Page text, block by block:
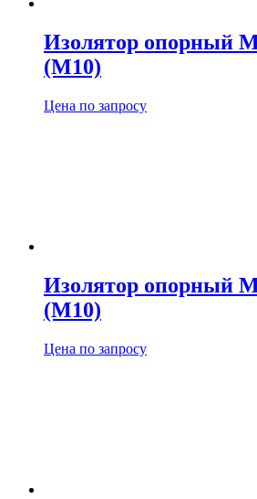
Изолятор опорный
(М10)
Цена по запросу
Изолятор опорный
(М10)
Цена по запросу